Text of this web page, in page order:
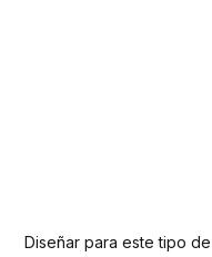
Diseñar para este tipo